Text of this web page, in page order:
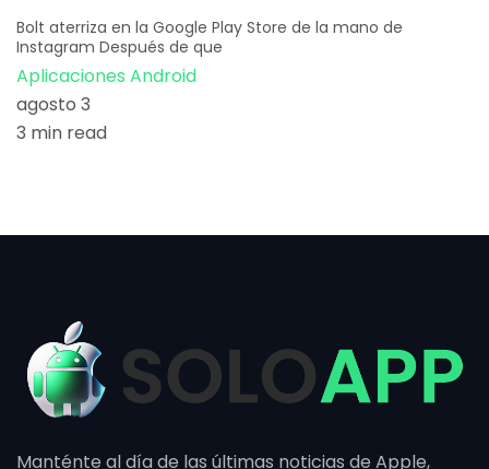
Bolt aterriza en la Google Play Store de la mano de
Instagram Después de que
Aplicaciones Android
agosto 3
3 min read
Manténte al día de las últimas noticias de Apple,